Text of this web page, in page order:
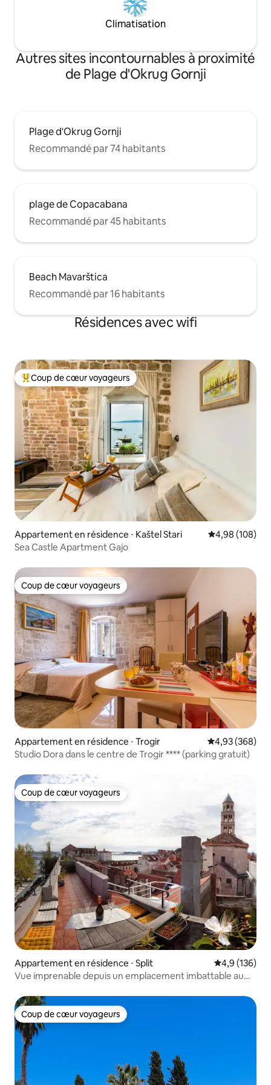
Climatisation
Autres sites incontournables à proximité
de Plage d'Okrug Gornji
Plage d'Okrug Gornji
Recommandé par 74 habitants
plage de Copacabana
Recommandé par 45 habitants
Beach Mavarštica
Recommandé par 16 habitants
Résidences avec wifi
Coups de cœur voyageurs les plus appréciés
Coup de cœur voyageurs
Appartement en résidence ⋅ Kaštel Stari Évaluation
4,98 (108)
Sea Castle Apartment Gajo
Coup de cœur voyageurs
Coup de cœur voyageurs
Appartement en résidence ⋅ Trogir Évaluation
4,93 (368)
Studio Dora dans le centre de Trogir **** (parking gratuit)
Coup de cœur voyageurs
Coup de cœur voyageurs
Appartement en résidence ⋅ Split Évaluation
4,9 (136)
Vue imprenable depuis un emplacement imbattable au
Coup de cœur voyageurs
Coup de cœur voyageurs